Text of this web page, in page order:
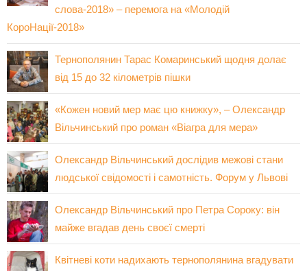
слова-2018» – перемога на «Молодій
КороНації-2018»
Тернополянин Тарас Комаринський щодня долає
від 15 до 32 кілометрів пішки
«Кожен новий мер має цю книжку», – Олександр
Вільчинський про роман «Віагра для мера»
Олександр Вільчинський дослідив межові стани
людської свідомості і самотність. Форум у Львові
Олександр Вільчинський про Петра Сороку: він
майже вгадав день своєї смерті
Квітневі коти надихають тернополянина вгадувати